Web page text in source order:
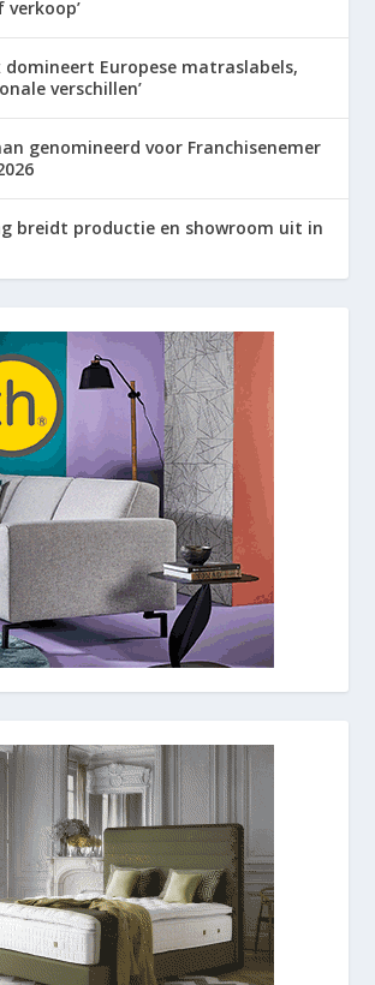
domineert Europese matraslabels,
verschillen’
genomineerd voor Franchisenemer
breidt productie en showroom uit in